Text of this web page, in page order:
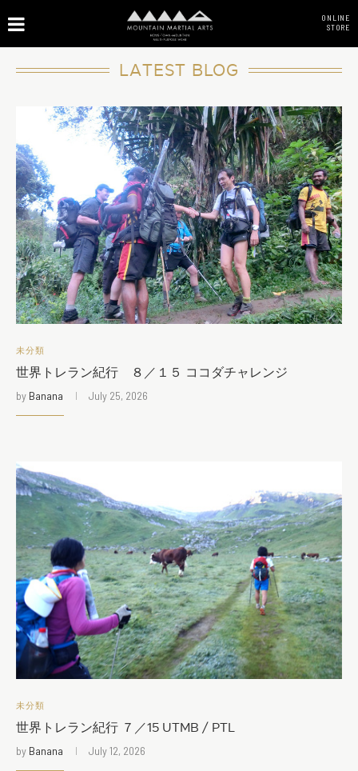
ONLINE
STORE
LATEST BLOG
未分類
世界トレラン紀行 ８／１５ ココダチャレンジ
by Banana July 25, 2026
未分類
世界トレラン紀行 ７／15 UTMB / PTL
by Banana July 12, 2026